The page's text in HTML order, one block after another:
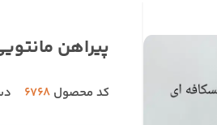
پیراهن
کد محصول 6768